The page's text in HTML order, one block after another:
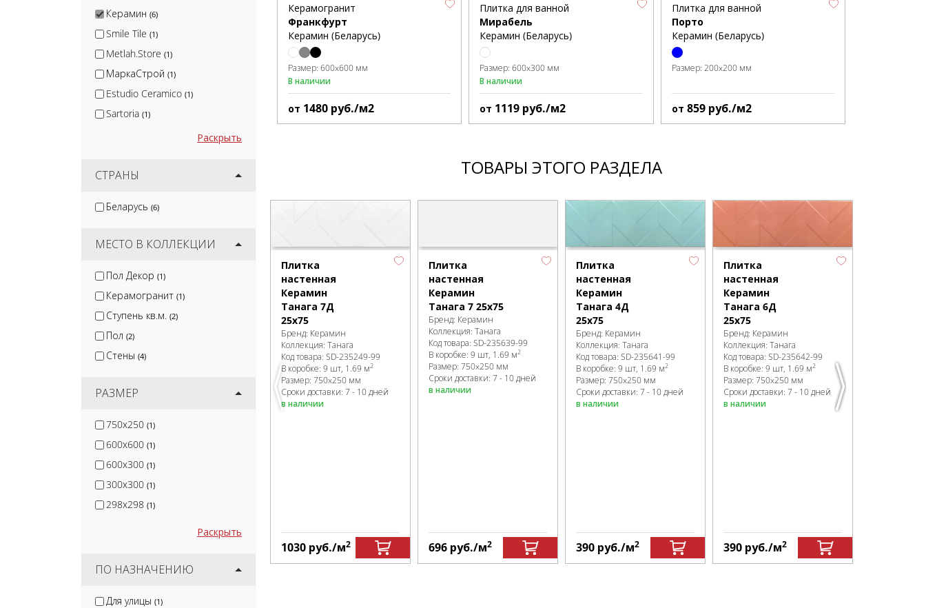
Керамин (6)
Smile Tile (1)
Metlah.Store (1)
МаркаСтрой (1)
Estudio Ceramico (1)
Sartoria (1)
Cersanit
Velsaa
Раскрыть
СТРАНЫ
Беларусь (6)
МЕСТО В КОЛЛЕКЦИИ
Пол Декор (1)
Керамогранит (1)
Ступень кв.м. (2)
Пол (2)
Стены (4)
РАЗМЕР
750x250 (1)
600x600 (1)
600x300 (1)
300x300 (1)
298x298 (1)
Раскрыть
ПО НАЗНАЧЕНИЮ
Для улицы (1)
Керамогранит
Франкфурт
Керамин (Беларусь)
Размер: 600x600 мм
В наличии
от 1480 руб./м2
Плитка для ванной
Мирабель
Керамин (Беларусь)
Размер:600x300 мм
В наличии
от 1119 руб./м2
Плитка для ванной
Порто
Керамин (Беларусь)
Размер: 200x200 мм
от 859 руб./м2
ТОВАРЫ ЭТОГО РАЗДЕЛА
Плитка
настенная
Керамин
Танага 7Д
25х75
Бренд: Керамин
Коллекция: Танага
Код товара: SD-235249-99
В коробке: 9 шт, 1.69 м2
Размер: 750x250 мм
Сроки доставки: 7 - 10 дней
в наличии
1030 руб./м2
Плитка
настенная
Керамин
Танага 7 25х75
Бренд: Керамин
Коллекция: Танага
Код товара: SD-235639-99
В коробке: 9 шт, 1.69 м2
Размер: 750x250 мм
Сроки доставки: 7 - 10 дней
в наличии
696 руб./м2
Плитка
настенная
Керамин
Танага 4Д
25х75
Бренд: Керамин
Коллекция: Танага
Код товара: SD-235641-99
В коробке: 9 шт, 1.69 м2
Размер: 750x250 мм
Сроки доставки: 7 - 10 дней
в наличии
390 руб./м2
Плитка
настенная
Керамин
Танага 6Д
25х75
Бренд: Керамин
Коллекция: Танага
Код товара: SD-235642-99
В коробке: 9 шт, 1.69 м2
Размер: 750x250 мм
Сроки доставки: 7 - 10 дней
в наличии
390 руб./м2